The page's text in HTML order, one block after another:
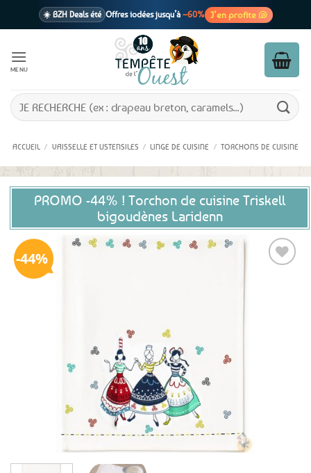
☀️ BZH Deals été Offres iodées jusqu’à –60% J’en profite 🐚
1 cadeau offertdès 39€ d’achats
En point relais dès 3,95€ seulement
MENU
Recherche
pour :
ACCUEIL / VAISSELLE ET USTENSILES / LINGE DE CUISINE / TORCHONS DE CUISINE
PROMO -44% ! Torchon de cuisine Triskell
bigoudènes Laridenn
44%